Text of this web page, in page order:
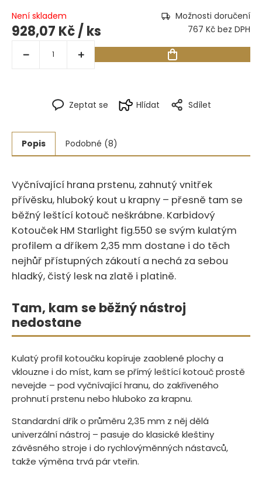
Zeptat se Hlídat Sdílet
Není skladem Možnosti doručení
928,07 Kč/ ks 767 Kč bez DPH
Popis Podobné (8)
Vyčnívající hrana prstenu, zahnutý vnitřek
přívěsku, hluboký kout u krapny – přesně tam se
běžný leštící kotouč neškrábne.‍​‍​​‌‌​‌‌‌‌‌​‌‌​​​​‌​​​​​‌‌​​​‌​​‌ Karbidový
Kotouček HM Starlight fig.550 se svým kulatým
profilem a dříkem 2,35 mm dostane i do těch
nejhůř přístupných zákoutí a nechá za sebou
hladký, čistý lesk na zlatě i platině.
Tam, kam se běžný nástroj
nedostane
Kulatý profil kotoučku kopíruje zaoblené plochy a
vklouzne i do míst, kam se přímý leštící kotouč prostě
nevejde – pod vyčnívající hranu, do zakřiveného
prohnutí prstenu nebo hluboko za krapnu.
Standardní dřík o průměru 2,35 mm z něj dělá
univerzální nástroj – pasuje do klasické kleštiny
závěsného stroje i do rychlovýměnných nástavců,
takže výměna trvá pár vteřin.